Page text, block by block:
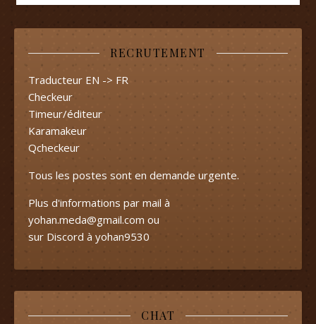
RECRUTEMENT
Traducteur EN -> FR
Checkeur
Timeur/éditeur
Karamakeur
Qcheckeur
Tous les postes sont en demande urgente.
Plus d'informations par mail à
yohan.meda@gmail.com ou
sur Discord à yohan9530
CHAT